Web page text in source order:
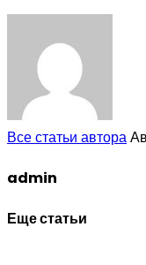
Все статьи автора
admin
Еще статьи